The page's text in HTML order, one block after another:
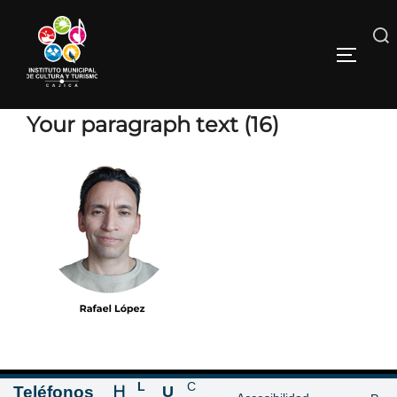
Your paragraph text (16)
Teléfonos
H
L
U
C